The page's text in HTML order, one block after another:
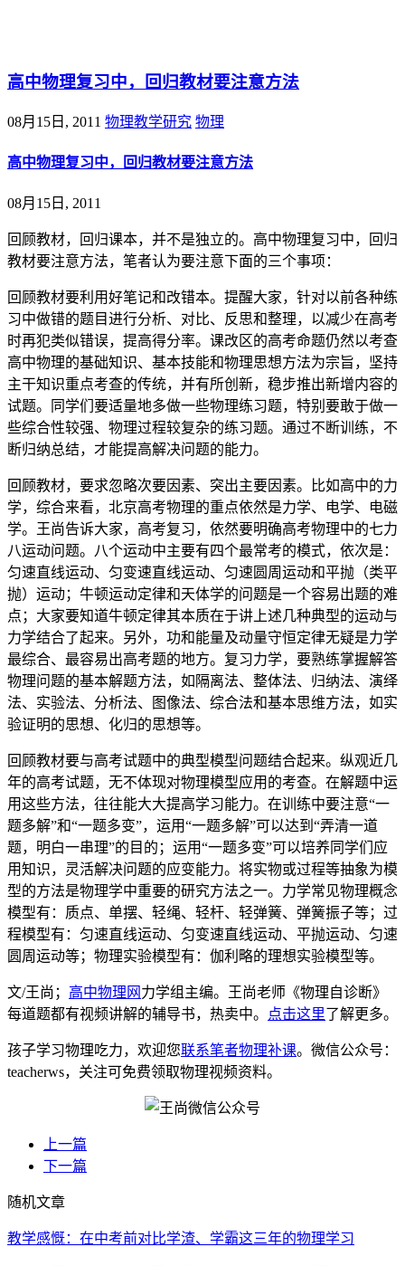
高中物理复习中，回归教材要注意方法
08月15日, 2011 物理教学研究 物理
高中物理复习中，回归教材要注意方法
08月15日, 2011
回顾教材，回归课本，并不是独立的。高中物理复习中，回归
教材要注意方法，笔者认为要注意下面的三个事项：
回顾教材要利用好笔记和改错本。提醒大家，针对以前各种练
习中做错的题目进行分析、对比、反思和整理，以减少在高考
时再犯类似错误，提高得分率。课改区的高考命题仍然以考查
高中物理的基础知识、基本技能和物理思想方法为宗旨，坚持
主干知识重点考查的传统，并有所创新，稳步推出新增内容的
试题。同学们要适量地多做一些物理练习题，特别要敢于做一
些综合性较强、物理过程较复杂的练习题。通过不断训练，不
断归纳总结，才能提高解决问题的能力。
回顾教材，要求忽略次要因素、突出主要因素。比如高中的力
学，综合来看，北京高考物理的重点依然是力学、电学、电磁
学。王尚告诉大家，高考复习，依然要明确高考物理中的七力
八运动问题。八个运动中主要有四个最常考的模式，依次是：
匀速直线运动、匀变速直线运动、匀速圆周运动和平抛（类平
抛）运动；牛顿运动定律和天体学的问题是一个容易出题的难
点；大家要知道牛顿定律其本质在于讲上述几种典型的运动与
力学结合了起来。另外，功和能量及动量守恒定律无疑是力学
最综合、最容易出高考题的地方。复习力学，要熟练掌握解答
物理问题的基本解题方法，如隔离法、整体法、归纳法、演绎
法、实验法、分析法、图像法、综合法和基本思维方法，如实
验证明的思想、化归的思想等。
回顾教材要与高考试题中的典型模型问题结合起来。纵观近几
年的高考试题，无不体现对物理模型应用的考查。在解题中运
用这些方法，往往能大大提高学习能力。在训练中要注意“一
题多解”和“一题多变”，运用“一题多解”可以达到“弄清一道
题，明白一串理”的目的；运用“一题多变”可以培养同学们应
用知识，灵活解决问题的应变能力。将实物或过程等抽象为模
型的方法是物理学中重要的研究方法之一。力学常见物理概念
模型有：质点、单摆、轻绳、轻杆、轻弹簧、弹簧振子等；过
程模型有：匀速直线运动、匀变速直线运动、平抛运动、匀速
圆周运动等；物理实验模型有：伽利略的理想实验模型等。
文/王尚； 高中物理网 力学组主编。王尚老师《物理自诊断》
每道题都有视频讲解的辅导书，热卖中。
点击这里了解更多。
孩子学习物理吃力，欢迎您联系笔者物理补课。微信公众号：
teacherws，关注可免费领取物理视频资料。
上一篇
下一篇
随机文章
教学感慨：在中考前对比学渣、学霸这三年的物理学习